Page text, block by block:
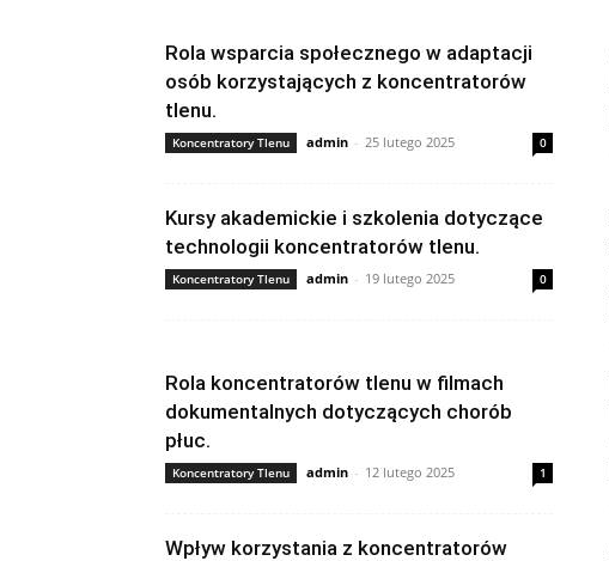
Rola wsparcia społecznego w adaptacji
osób korzystających z koncentratorów
tlenu.
Koncentratory Tlenu admin - 25 lutego 2025 0
Kursy akademickie i szkolenia dotyczące
technologii koncentratorów tlenu.
Koncentratory Tlenu admin - 19 lutego 2025 0
Rola koncentratorów tlenu w filmach
dokumentalnych dotyczących chorób
płuc.
Koncentratory Tlenu admin - 12 lutego 2025 1
Wpływ korzystania z koncentratorów